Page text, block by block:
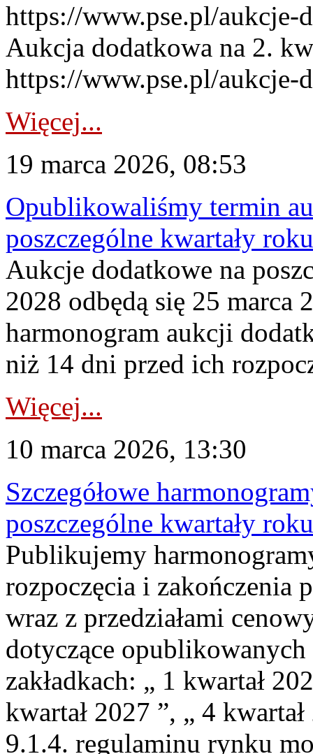
https://www.pse.pl/
Aukcja dodatkowa na 2.
https://www.pse.pl/aukcje-
Więcej...
19 marca 2026, 08:53
Opublikowaliśmy termin
poszczególne kwartały
Aukcje dodatkowe na
2028 odbędą się 25 marca
harmonogram aukcji
niż 14 dni przed ich
Więcej...
10 marca 2026, 13:30
Szczegółowe
poszczególne kwartały
Publikujemy
rozpoczęcia i zakończenia
wraz z przedziałami
dotyczące
zakładkach: „ 1 kwartał
kwartał 2027 ”, „ 4
9.1.4. regulaminu rynku